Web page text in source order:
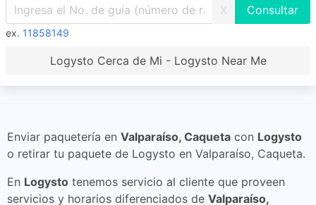
X
ex. 11858149
Logysto Cerca de Mi - Logysto Near Me
Enviar paquetería en Valparaíso, Caqueta con Logysto
o retirar tu paquete de Logysto en Valparaíso, Caqueta.
En Logysto tenemos servicio al cliente que proveen
servicios y horarios diferenciados de Valparaíso,